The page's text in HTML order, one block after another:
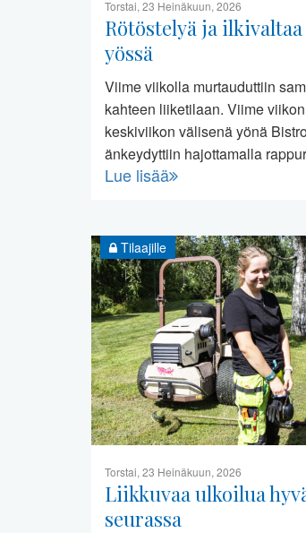
Torstai, 23 Heinäkuun, 2026
Rötöstelyä ja
yössä
Viime viikolla murtauduttiin
kahteen liiketilaan. Viime
keskiviikon välisenä yönä
änkeydyttiin hajottamalla
Lue lisää
Tilaajille
Torstai, 23 Heinäkuun, 2026
Liikkuvaa ulkoilua
seurassa